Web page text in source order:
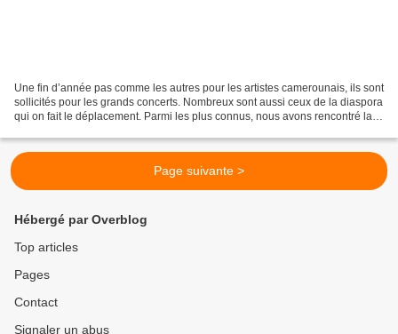
Une fin d’année pas comme les autres pour les artistes camerounais, ils sont
sollicités pour les grands concerts. Nombreux sont aussi ceux de la diaspora
qui on fait le déplacement. Parmi les plus connus, nous avons rencontré la
Page suivante >
Hébergé par Overblog
Top articles
Pages
Contact
Signaler un abus